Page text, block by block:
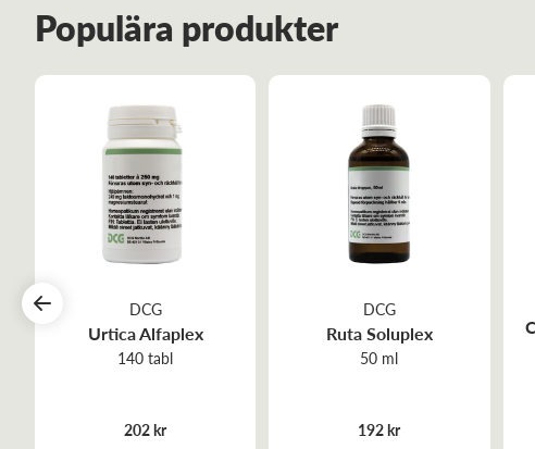
Populära produkter
DCG
Urtica Alfaplex
140 tabl
202 kr
DCG
Ruta Soluplex
50 ml
192 kr